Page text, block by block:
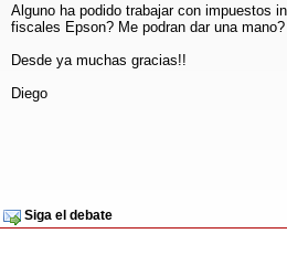
Alguno ha podido trabajar con impuestos
fiscales Epson? Me podran dar una mano?
Desde ya muchas gracias!!
Diego
Siga el debate